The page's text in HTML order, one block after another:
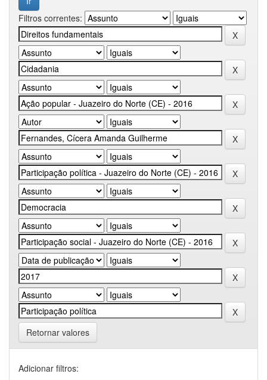
Filtros correntes:
Retornar valores
Adicionar filtros: